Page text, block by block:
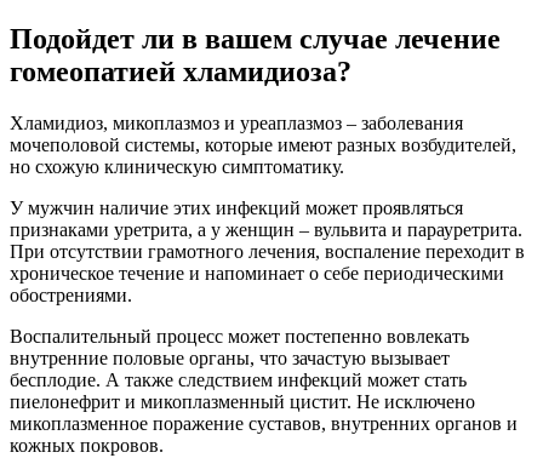
Подойдет ли в вашем случае лечение
гомеопатией хламидиоза?
Хламидиоз, микоплазмоз и уреаплазмоз – заболевания
мочеполовой системы, которые имеют разных возбудителей,
но схожую клиническую симптоматику.
У мужчин наличие этих инфекций может проявляться
признаками уретрита, а у женщин – вульвита и парауретрита.
При отсутствии грамотного лечения, воспаление переходит в
хроническое течение и напоминает о себе периодическими
обострениями.
Воспалительный процесс может постепенно вовлекать
внутренние половые органы, что зачастую вызывает
бесплодие. А также следствием инфекций может стать
пиелонефрит и микоплазменный цистит. Не исключено
микоплазменное поражение суставов, внутренних органов и
кожных покровов.